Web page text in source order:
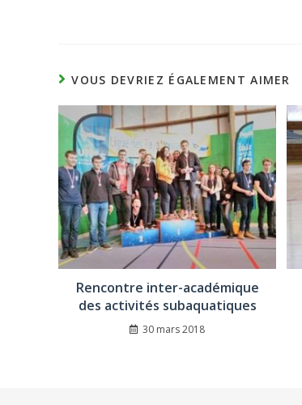
VOUS DEVRIEZ ÉGALEMENT AIMER
Rencontre inter-académique
des activités subaquatiques
30 mars 2018